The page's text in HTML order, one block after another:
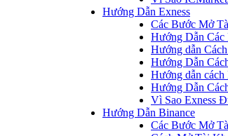
Hướng Dẫn Exness
Các Bước Mở
Hướng Dẫn
Hướng dẫn
Hướng Dẫn
Hướng dẫn cách
Hướng Dẫn
Vì Sao Exness
Hướng Dẫn Binance
Các Bước Mở